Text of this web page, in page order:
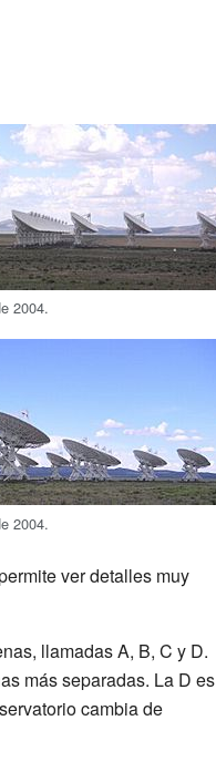
2004.
2004.
ver detalles muy
llamadas A, B, C y D.
más separadas. La D es
cambia de